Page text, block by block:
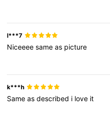
l***7
Niceeeesameas picture
k***h
Sameasdescribed i love it